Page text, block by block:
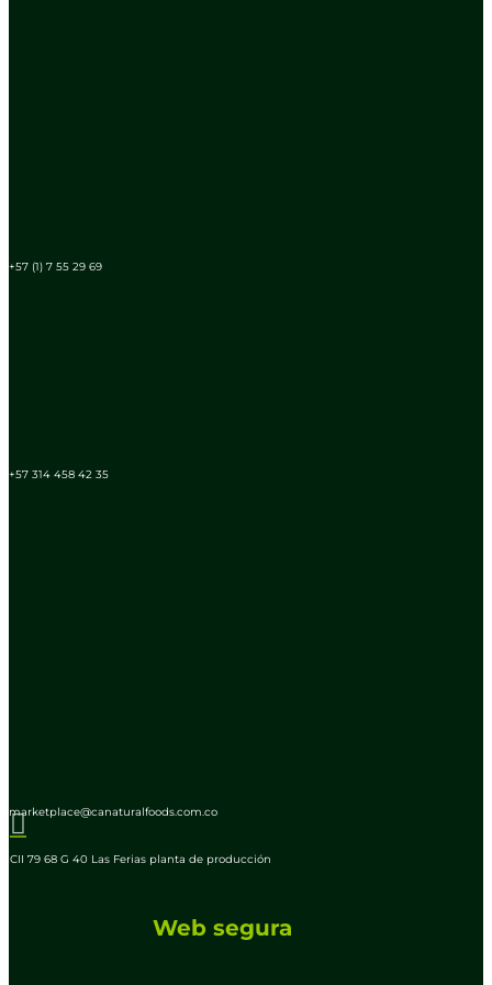
+57 (1) 7 55 29 69
+57 314 458 42 35
marketplace@canaturalfoods.com.co

CII 79 68 G 40 Las Ferias planta de producción
Web segura